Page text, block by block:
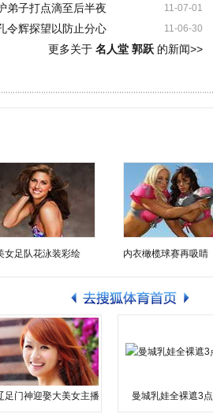
11-07-01
弟子打点滴至后半夜
11-06-30
令辉探望以防止分心
更多关于 名人堂 郭跃的新闻>>
女足队花泳装彩绘 内衣橄榄球赛再吸睛
足门神迎娶大美女主播 曼城乳娃全裸遮3点